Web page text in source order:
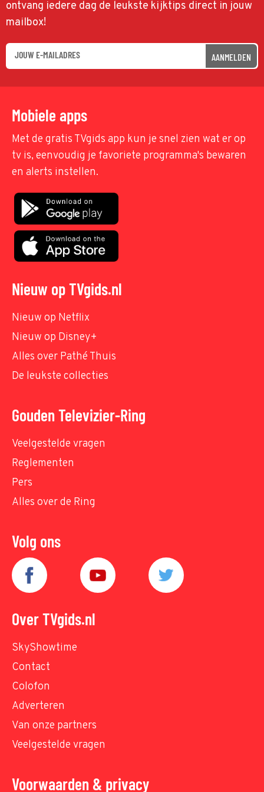
ontvang iedere dag de leukste kijktips direct in jouw
mailbox!
AANMELDEN
Mobiele apps
Met de gratis TVgids app kun je snel zien wat er op
tv is, eenvoudig je favoriete programma's bewaren
en alerts instellen.
Nieuw op TVgids.nl
Nieuw op Netflix
Nieuw op Disney+
Alles over Pathé Thuis
De leukste collecties
Gouden Televizier-Ring
Veelgestelde vragen
Reglementen
Pers
Alles over de Ring
Volg ons
Over TVgids.nl
SkyShowtime
Contact
Colofon
Adverteren
Van onze partners
Veelgestelde vragen
Voorwaarden & privacy